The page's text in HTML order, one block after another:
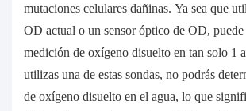
mutaciones celulares dañinas. Ya sea que
OD actual o un sensor óptico de OD,
medición de oxígeno disuelto en tan solo 1
utilizas una de estas sondas, no podrás
de oxígeno disuelto en el agua, lo que